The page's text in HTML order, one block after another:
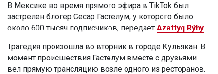
В Мексике во время прямого эфира в TikTok был
застрелен блогер Сесар Гастелум, у которого было
около 600 тысяч подписчиков, передает Azattyq Rýhy.
Трагедия произошла во вторник в городе Кульякан. В
момент происшествия Гастелум вместе с друзьями
вел прямую трансляцию возле одного из ресторанов.